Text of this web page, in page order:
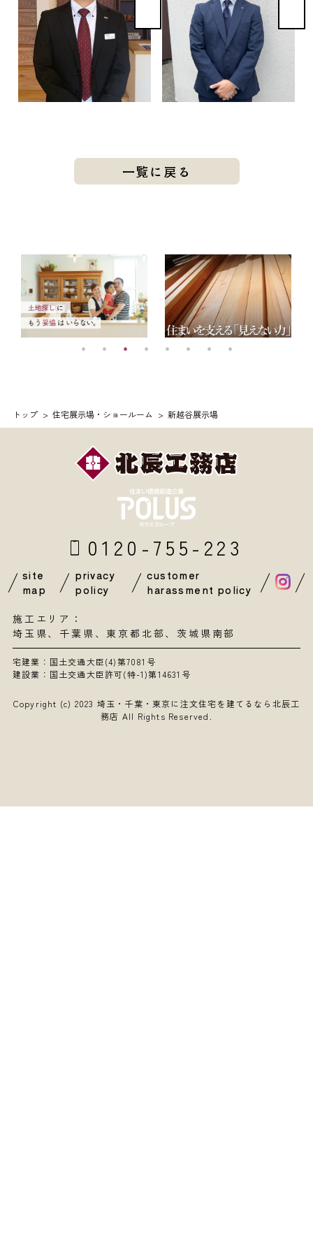
一覧に戻る
トップ 住宅展示場・ショールーム 新越谷展示場
0120-755-223
site
map
privacy
policy
customer
harassment policy
施工エリア：
埼玉県、 千葉県 、東京都北部、茨城県南部
宅建業：国土交通大臣(4)第7081号
建設業：国土交通大臣許可(特-1)第14631号
Copyright (c) 2023 埼玉・千葉・東京に注文住宅を建てるなら北辰工
務店 All Rights Reserved.